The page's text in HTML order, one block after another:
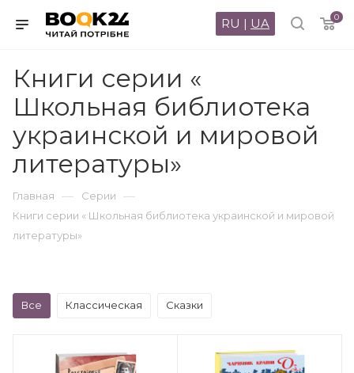
0
RU | UA
Книги серии «
Школьная библиотека
украинской и мировой
литературы»
Главная — Серии —
Книги серии « Школьная библиотека украинской и мировой
литературы»
Все Классическая Сказки